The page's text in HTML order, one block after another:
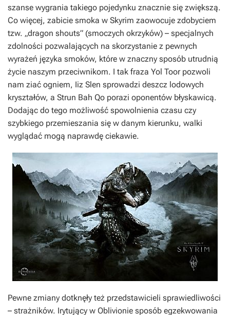
szanse wygrania takiego pojedynku znacznie się zwiększą.
Co więcej, zabicie smoka w Skyrim zaowocuje zdobyciem
tzw. „dragon shouts” (smoczych okrzyków) – specjalnych
zdolności pozwalających na skorzystanie z pewnych
wyrażeń języka smoków, które w znaczny sposób utrudnią
życie naszym przeciwnikom. I tak fraza Yol Toorpozwoli
nam ziać ogniem, Iiz Slen sprowadzi deszcz lodowych
kryształów, a Strun Bah Qo porazi oponentów błyskawicą.
Dodając do tego możliwość spowolnienia czasu czy
szybkiego przemieszania się w danym kierunku, walki
wyglądać mogą naprawdę ciekawie.
Pewne zmiany dotknęły też przedstawicieli sprawiedliwości
– strażników. Irytujący w Oblivionie sposób egzekwowania